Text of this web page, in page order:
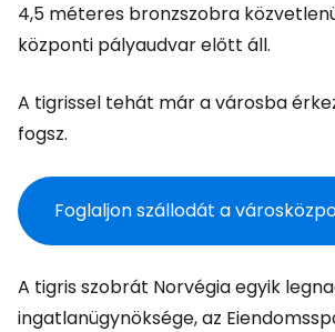
4,5 méteres bronzszobra
központi pályaudvar előtt áll.
A tigrissel tehát már a városba
fogsz.
Foglaljon szállodát a
A tigris szobrát Norvégia egyik
ingatlanügynöksége, az